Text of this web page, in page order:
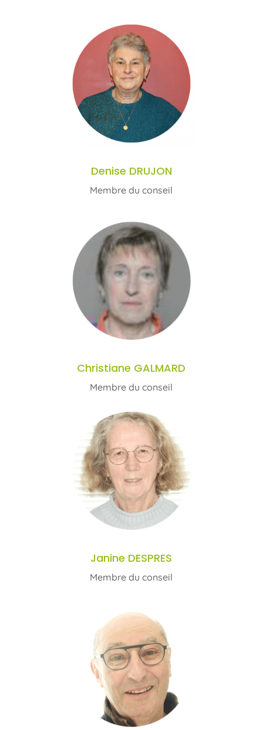
Denise DRUJON
Membre du conseil
Christiane GALMARD
Membre du conseil
Janine DESPRES
Membre du conseil